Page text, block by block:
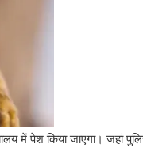
में पेश किया जाएगा।